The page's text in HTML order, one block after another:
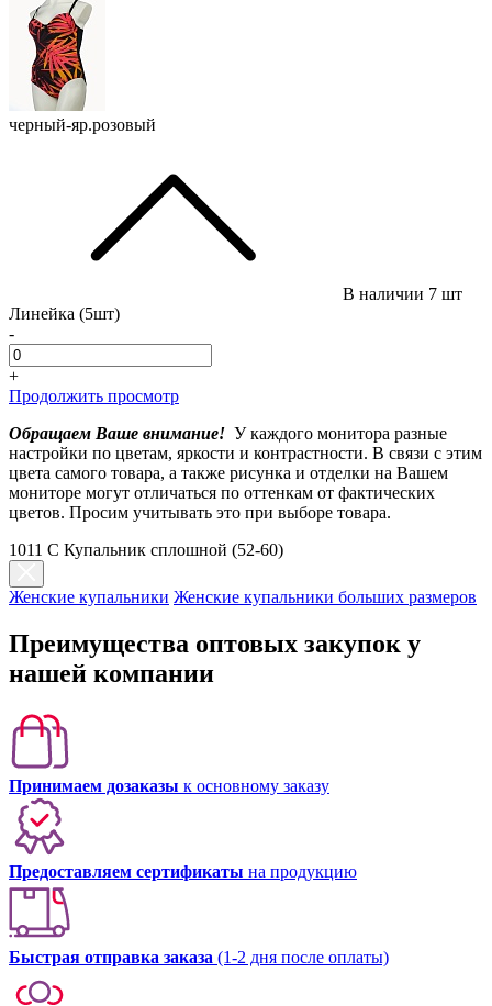
черный-яр.розовый
В наличии 7 шт
Линейка (5шт)
-
+
Продолжить просмотр
Обращаем Ваше внимание! У каждого монитора разные
настройки по цветам, яркости и контрастности. В связи с этим
цвета самого товара, а также рисунка и отделки на Вашем
мониторе могут отличаться по оттенкам от фактических
цветов. Просим учитывать это при выборе товара.
1011 С Купальник сплошной (52-60)
Женские купальники Женские купальники больших размеров
Преимущества оптовых закупок у
нашей компании
Принимаем дозаказы к основному заказу
Предоставляем сертификаты на продукцию
Быстрая отправка заказа (1-2 дня после оплаты)